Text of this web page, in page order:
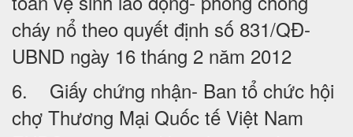
cháy nổ theo quyết định số 831/QĐ-
UBND ngày 16 tháng 2 năm 2012
6. Giấy chứng nhận- Ban tổ chức hội
chợ Thương Mại Quốc tế Việt Nam